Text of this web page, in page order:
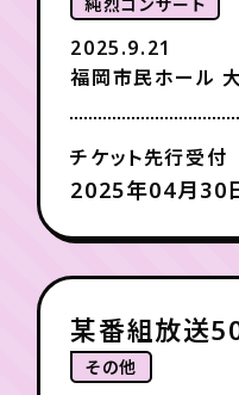
2025.9.21
福岡市民ホール
チケット先行受付
2025年04月30
某番組放送
その他